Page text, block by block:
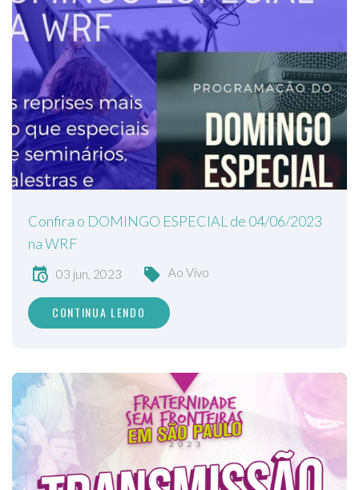
Confira o DOMINGO ESPECIAL de 04/06/2023
na WRF
03 jun, 2023 Ao Vivo
CONTINUA LENDO